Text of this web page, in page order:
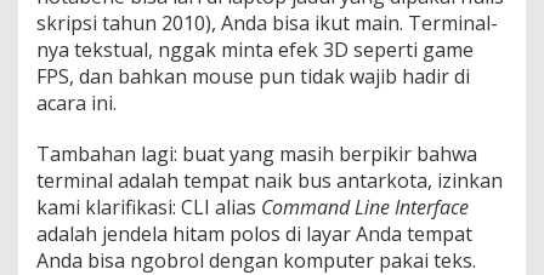
skripsi tahun 2010), Anda bisa ikut main. Terminal-
nya tekstual, nggak minta efek 3D seperti game
FPS, dan bahkan mouse pun tidak wajib hadir di
acara ini.
Tambahan lagi: buat yang masih berpikir bahwa
terminal adalah tempat naik bus antarkota, izinkan
kami klarifikasi: CLI alias Command Line Interface
adalah jendela hitam polos di layar Anda tempat
Anda bisa ngobrol dengan komputer pakai teks.